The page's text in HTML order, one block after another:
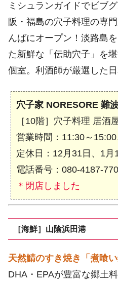
ミシュランガイドでビブ
阪・福島の穴子料理の専
んばにオープン！淡路島
た新鮮な「伝助穴子」を
個室。利酒師が厳選した
穴子家 NORESORE 難
［10階］穴子料理 居酒
営業時間：11:30～
定休日：12月31日、1月
電話番号：080-4187-
＊閉店しました
［海鮮］山陰浜田港
天然鯖のすき焼き「煮喰
DHA・EPAが豊富な郷土